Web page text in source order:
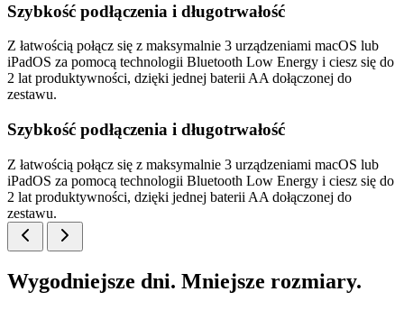
Szybkość podłączenia i długotrwałość
Z łatwością połącz się z maksymalnie 3 urządzeniami macOS lub
iPadOS za pomocą technologii Bluetooth Low Energy i ciesz się do
2 lat produktywności, dzięki jednej baterii AA dołączonej do
zestawu.
Szybkość podłączenia i długotrwałość
Z łatwością połącz się z maksymalnie 3 urządzeniami macOS lub
iPadOS za pomocą technologii Bluetooth Low Energy i ciesz się do
2 lat produktywności, dzięki jednej baterii AA dołączonej do
zestawu.
Wygodniejsze dni. Mniejsze rozmiary.